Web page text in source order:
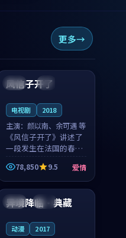
更多
法国 4K
99:21
风信子开了
电视剧 2018
主演： 颜以南、余可遇 等
《风信子开了》讲述了
一段发生在法国的春日
漫步故事。颜以南饰演
的主角与余可遇的角色
因一场意外卷入更深的
纠葛，爱情元素贯穿始
终，节奏稳健而富有张
78,850 9.5 爱情
日本 杜比
异境降临·典藏
动漫 2017